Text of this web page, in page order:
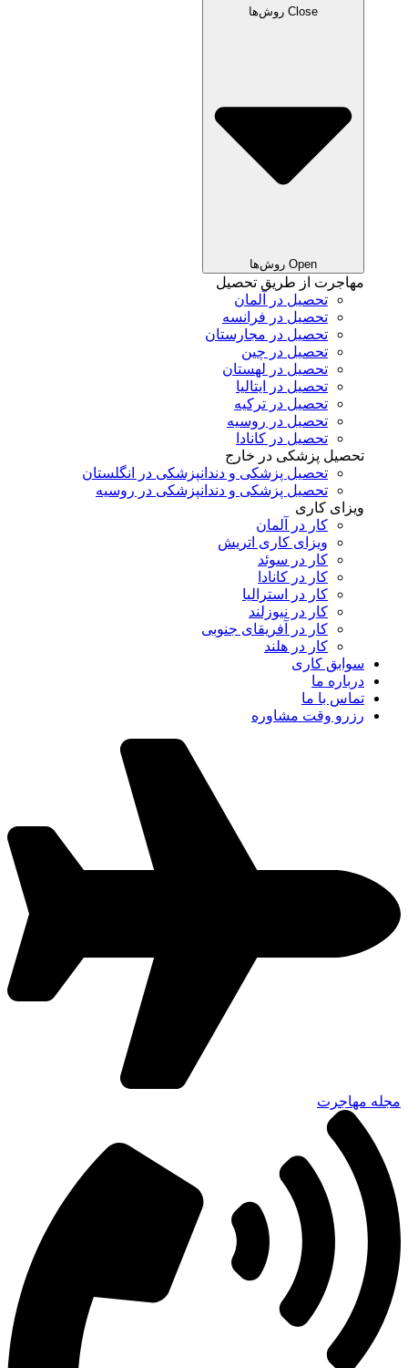
Close روش‌ها
Open روش‌ها
مهاجرت از طریق تحصیل
تحصیل در آلمان
تحصیل در فرانسه
تحصیل در مجارستان
تحصیل در چین
تحصیل در لهستان
تحصیل در ایتالیا
تحصیل در ترکیه
تحصیل در روسیه
تحصیل در کانادا
تحصیل پزشکی در خارج
تحصیل پزشکی و دندانپزشکی در انگلستان
تحصیل پزشکی و دندانپزشکی در روسیه
ویزای کاری
کار در آلمان
ویزای کاری اتریش
کار در سوئد
کار در کانادا
کار در استرالیا
کار در نیوزلند
کار در آفریقای جنوبی
کار در هلند
سوابق کاری
درباره ما
تماس با ما
رزرو وقت مشاوره
مجله مهاجرت